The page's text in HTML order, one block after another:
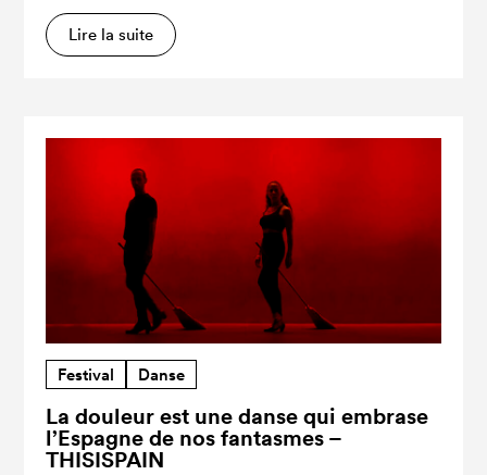
Lire la suite
Festival Danse
La douleur est une danse qui embrase
l’Espagne de nos fantasmes –
THISISPAIN